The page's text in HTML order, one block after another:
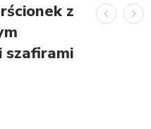
z
szafirami